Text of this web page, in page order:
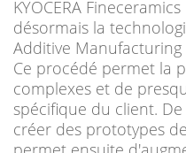
KYOCERA
désormais la
Additive Manufacturing
Ce procédé permet la
complexes et de
spécifique du client.
créer des prototypes